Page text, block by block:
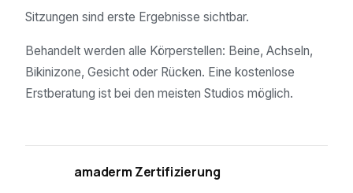
Sitzungen sind erste Ergebnisse sichtbar.
Behandelt werden alle Körperstellen: Beine, Achseln,
Bikinizone, Gesicht oder Rücken. Eine kostenlose
Erstberatung ist bei den meisten Studios möglich.
amaderm Zertifizierung